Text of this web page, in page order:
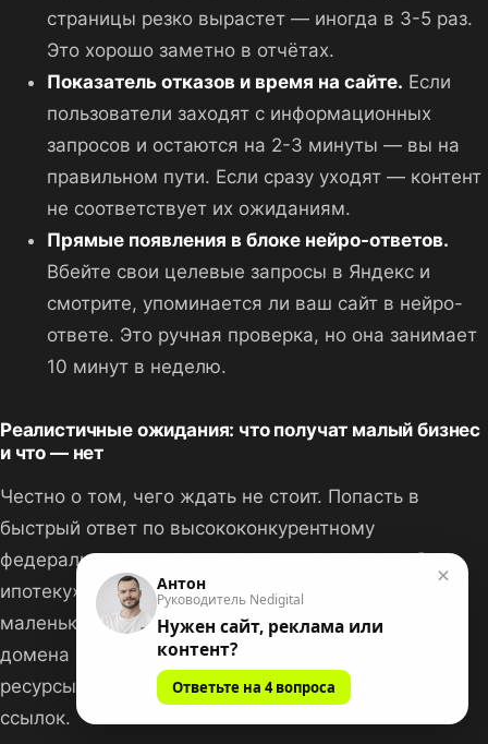
страницы резко вырастет — иногда в 3-5 раз.
Это хорошо заметно в отчётах.
Показатель отказов и время на сайте. Если
пользователи заходят с информационных
запросов и остаются на 2-3 минуты — вы на
правильном пути. Если сразу уходят — контент
не соответствует их ожиданиям.
Прямые появления в блоке нейро-ответов.
Вбейте свои целевые запросы в Яндекс и
смотрите, упоминается ли ваш сайт в нейро-
ответе. Это ручная проверка, но она занимает
10 минут в неделю.
Реалистичные ожидания: что получат малый бизнес
и что — нет
Честно о том, чего ждать не стоит. Попасть в
быстрый ответ по высококонкурентному
федеральному запросу — например, «как выбрать
ипотеку» или «лучшие смартфоны 2025» —
маленькому бизнесу без большого авторитета
домена практически невозможно. Там работают
ресурсы с многолетней историей и тысячами
ссылок.
Антон
Руководитель Nedigital
Нужен сайт, реклама или
контент?
Ответьте на 4 вопроса
×